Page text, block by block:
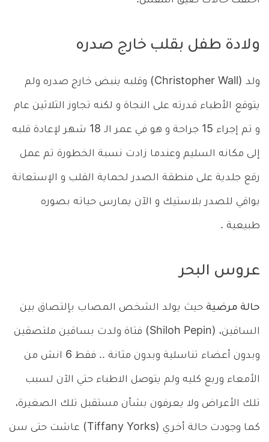
ولادة طفل بقلب خارج صدره
ولد (Christopher Wall) وقلبه ينبض خارج صدره ولم
يتوقع الأطباء قدرته على النجاة و لكنه تجاوز الثلاثين عام
و تم إجراء 15 جراحة و هو في عمر الـ 18 شهر لإعادة قلبه
إلى مكانه السليم وعندما زادت نسبة الخطورة تم عمل
رقع جلدية على منطقة الصدر لحماية القلب و الإستعانة
بواقي للصدر بلاستيك و الآن يمارس حياته بصوره
طبيعية .
عروس البحر
حالة مرضية حيث يولد الشخص المصاب بإلتصاق بين
الساقين، (Shiloh Pepin) فتاة ولدت بساقين ملتصقين
وبدون أعضاء تناسلية وبدون مثانة .. فقط 6 انش من
الأمعاء وربع كليه ولم يتوصل الاطباء حتي الآن لسبب
تلك الأعراض ولا يعرفون بشأن مستقبل تلك الصغيرة،
كما وجودت حالة أخري (Tiffany Yorks) عاشت حتى سن